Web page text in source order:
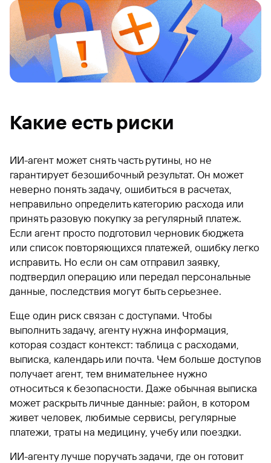
Какие есть риски
ИИ-агент может снять часть рутины, но не
гарантирует безошибочный результат. Он может
неверно понять задачу, ошибиться в расчетах,
неправильно определить категорию расхода или
принять разовую покупку за регулярный платеж.
Если агент просто подготовил черновик бюджета
или список повторяющихся платежей, ошибку легко
исправить. Но если он сам отправил заявку,
подтвердил операцию или передал персональные
данные, последствия могут быть серьезнее.
Еще один риск связан с доступами. Чтобы
выполнить задачу, агенту нужна информация,
которая создаст контекст: таблица с расходами,
выписка, календарь или почта. Чем больше доступов
получает агент, тем внимательнее нужно
относиться к безопасности. Даже обычная выписка
может раскрыть личные данные: район, в котором
живет человек, любимые сервисы, регулярные
платежи, траты на медицину, учебу или поездки.
ИИ-агенту лучше поручать задачи, где он готовит